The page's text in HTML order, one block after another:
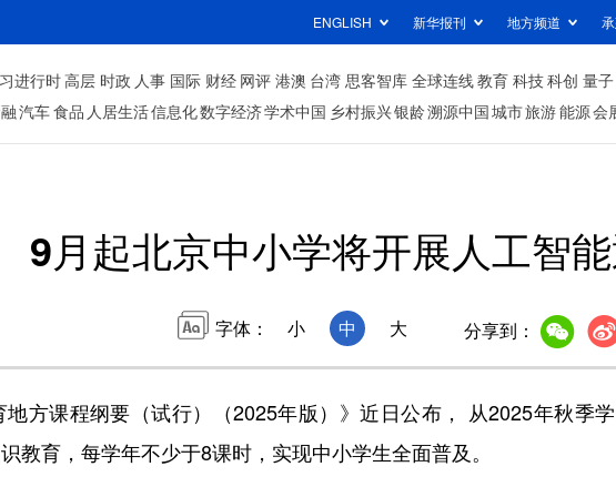
ENGLISH 新华报刊 地方频道
进行时高层 时政 人事 国际 财经 网评 港澳 台湾 思客智库 全球连线教育 科技科创 量子
汽车食品 人居生活信息化数字经济学术中国 乡村振兴银龄溯源中国城市旅游能源会
9月起北京中小学将开展人工智
字体： 小 中 大 分享到：
课程纲要（试行）（2025年版）》近日公布， 从2025年秋季
教育，每学年不少于8课时，实现中小学生全面普及。